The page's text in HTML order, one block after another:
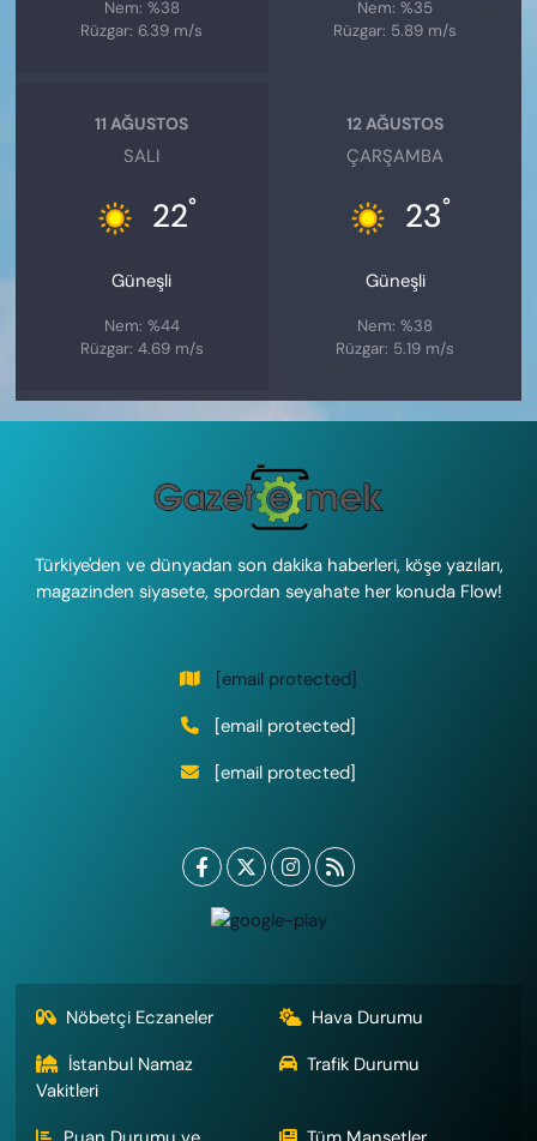
Nem: %38
Rüzgar: 6.39 m/s
Nem: %35
Rüzgar: 5.89 m/s
11 AĞUSTOS
SALI
22°
Güneşli
Nem: %44
Rüzgar: 4.69 m/s
12 AĞUSTOS
ÇARŞAMBA
23°
Güneşli
Nem: %38
Rüzgar: 5.19 m/s
Türkiye'den ve dünyadan son dakika haberleri, köşe yazıları,
magazinden siyasete, spordan seyahate her konuda Flow!
[email protected]
[email protected]
[email protected]
Nöbetçi Eczaneler
Hava Durumu
İstanbul Namaz
Vakitleri
Trafik Durumu